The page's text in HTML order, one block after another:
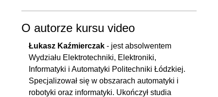
O autorze kursu video
Łukasz Kaźmierczak - jest absolwentem
Wydziału Elektrotechniki, Elektroniki,
Informatyki i Automatyki Politechniki Łódzkiej.
Specjalizował się w obszarach automatyki i
robotyki oraz informatyki. Ukończył studia